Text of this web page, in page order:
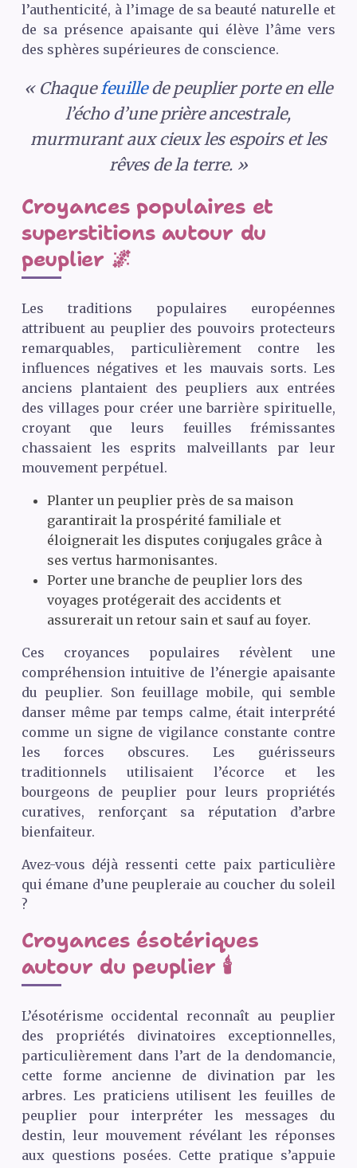
l’authenticité, à l’image de sa beauté naturelle et
de sa présence apaisante qui élève l’âme vers
des sphères supérieures de conscience.
« Chaque feuillede peuplier porte en elle
l’écho d’une prière ancestrale,
murmurant aux cieux les espoirs et les
rêves de la terre. »
Croyances populaires et
superstitions autour du
peuplier 🌌
Les traditions populaires européennes
attribuent au peuplier des pouvoirs protecteurs
remarquables, particulièrement contre les
influences négatives et les mauvais sorts. Les
anciens plantaient des peupliers aux entrées
des villages pour créer une barrière spirituelle,
croyant que leurs feuilles frémissantes
chassaient les esprits malveillants par leur
mouvement perpétuel.
Planter un peuplier près de sa maison
garantirait la prospérité familiale et
éloignerait les disputes conjugales grâce à
ses vertus harmonisantes.
Porter une branche de peuplier lors des
voyages protégerait des accidents et
assurerait un retour sain et sauf au foyer.
Ces croyances populaires révèlent une
compréhension intuitive de l’énergie apaisante
du peuplier. Son feuillage mobile, qui semble
danser même par temps calme, était interprété
comme un signe de vigilance constante contre
les forces obscures. Les guérisseurs
traditionnels utilisaient l’écorce et les
bourgeons de peuplier pour leurs propriétés
curatives, renforçant sa réputation d’arbre
bienfaiteur.
Avez-vous déjà ressenti cette paix particulière
qui émane d’une peupleraie au coucher du soleil
?
Croyances ésotériques
autour du peuplier 🕯️
L’ésotérisme occidental reconnaît au peuplier
des propriétés divinatoires exceptionnelles,
particulièrement dans l’art de la dendomancie,
cette forme ancienne de divination par les
arbres. Les praticiens utilisent les feuilles de
peuplier pour interpréter les messages du
destin, leur mouvement révélant les réponses
aux questions posées. Cette pratique s’appuie